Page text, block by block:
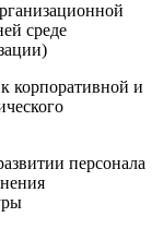
среде
корпоративной и
персонала